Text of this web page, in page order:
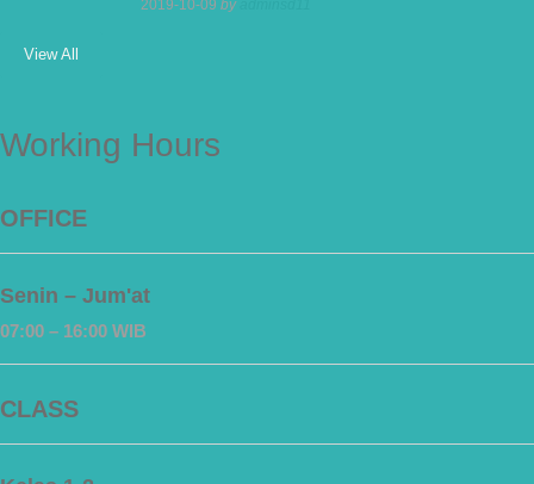
2019-10-09 by
View All
Working Hours
OFFICE
Senin – Jum'at
07:00 – 16:00 WIB
CLASS